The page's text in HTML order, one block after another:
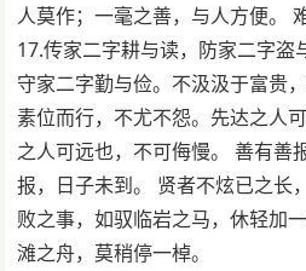
人莫作；一毫之善，与人方便。
17.传家二字耕与读，防家二字盗
守家二字勤与俭。不汲汲于富贵
素位而行，不尤不怨。先达之人
之人可远也，不可侮慢。 善有善
报，日子未到。 贤者不炫已之长
败之事，如驭临岩之马，休轻加
滩之舟，莫稍停一棹。